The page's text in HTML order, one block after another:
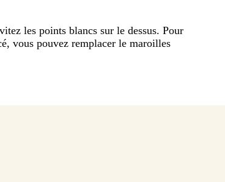
les points blancs sur le dessus. Pour
vous pouvez remplacer le maroilles